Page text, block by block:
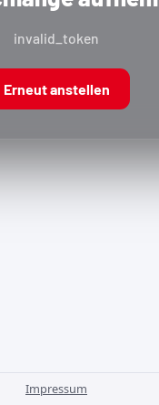
invalid_token
Erneut anstellen
Impressum